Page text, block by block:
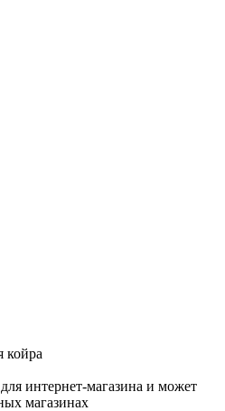
койра
интернет-магазина и может
магазинах